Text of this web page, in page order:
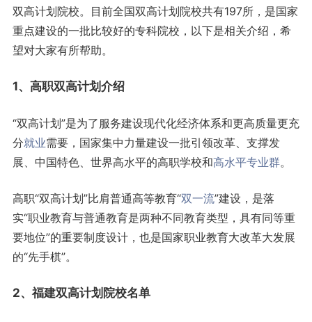
双高计划院校。目前全国双高计划院校共有197所，是国家
重点建设的一批比较好的专科院校，以下是相关介绍，希
望对大家有所帮助。
1、高职双高计划介绍
“双高计划”是为了服务建设现代化经济体系和更高质量更充
分就业需要，国家集中力量建设一批引领改革、支撑发
展、中国特色、世界高水平的高职学校和高水平专业群。
高职“双高计划”比肩普通高等教育“双一流”建设，是落
实“职业教育与普通教育是两种不同教育类型，具有同等重
要地位”的重要制度设计，也是国家职业教育大改革大发展
的“先手棋”。
2、 福建双高计划院校名单